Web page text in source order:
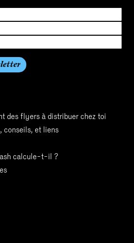
des flyers à distribuer chez toi
conseils, et liens
calcule-t-il ?